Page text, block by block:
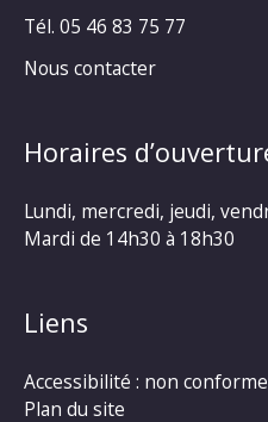
Tél. 05 46 83 75 77
Nous contacter
Horaires
Lundi, mercredi, jeudi,
Mardi de 14h30 à 18h30
Liens
Accessibilité : non conforme
Plan du site